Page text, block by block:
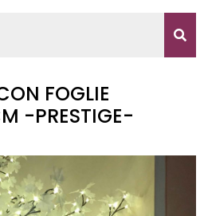
FOGLIE
-PRESTIGE-